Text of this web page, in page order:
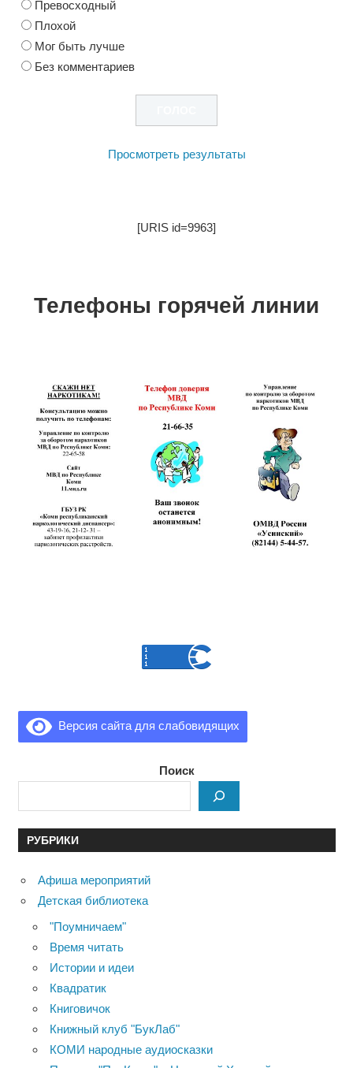
Превосходный
Плохой
Мог быть лучше
Без комментариев
Просмотреть результаты
[URIS id=9963]
Телефоны горячей линии
Версия сайта для слабовидящих
Поиск
РУБРИКИ
Афиша мероприятий
Детская библиотека
"Поумничаем"
Время читать
Истории и идеи
Квадратик
Книговичок
Книжный клуб "БукЛаб"
КОМИ народные аудиосказки